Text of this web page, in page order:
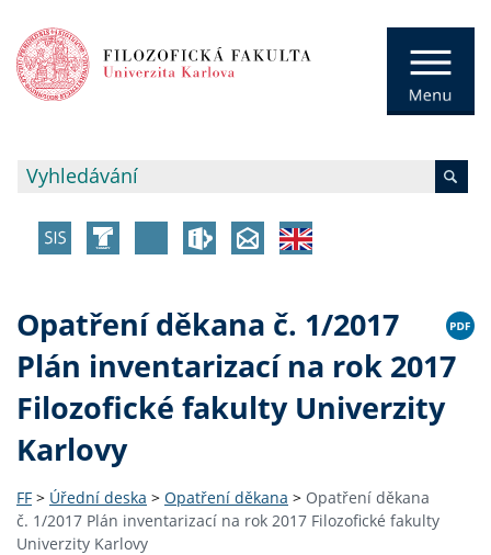
Opatření děkana č. 1/2017
Plán inventarizací na rok 2017
Filozofické fakulty Univerzity
Karlovy
FF > Úřední deska > Opatření děkana > Opatření děkana
č. 1/2017 Plán inventarizací na rok 2017 Filozofické fakulty
Univerzity Karlovy